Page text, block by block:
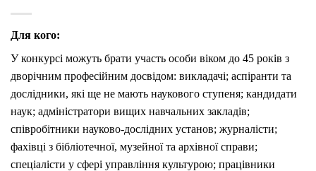
Для кого:
У конкурсі можуть брати участь особи віком до 45 років з
дворічним професійним досвідом: викладачі; аспіранти та
дослідники, які ще не мають наукового ступеня; кандидати
наук; адміністратори вищих навчальних закладів;
співробітники науково-дослідних установ; журналісти;
фахівці з бібліотечної, музейної та архівної справи;
спеціалісти у сфері управління культурою; працівники